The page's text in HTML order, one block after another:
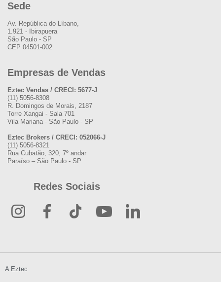
Sede
Av. República do Líbano,
1.921 - Ibirapuera
São Paulo - SP
CEP 04501-002
Empresas de Vendas
Eztec Vendas / CRECI: 5677-J
(11) 5056-8308
R. Domingos de Morais, 2187
Torre Xangai - Sala 701
Vila Mariana - São Paulo - SP
Eztec Brokers / CRECI: 052066-J
(11) 5056-8321
Rua Cubatão, 320, 7º andar
Paraíso – São Paulo - SP
Redes Sociais
A Eztec